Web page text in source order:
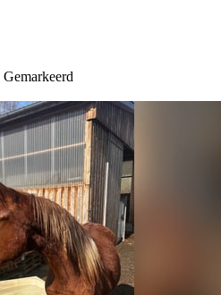
Gemarkeerd